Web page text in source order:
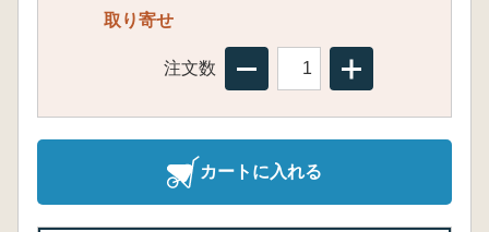
取り寄せ
注文数
カートに入れる